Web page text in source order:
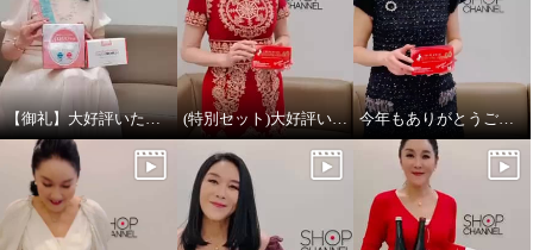
【御礼】大好評いただきありがとうございました！ (特別セット)大好評いただきありがとうございました 今年もありがとうございました